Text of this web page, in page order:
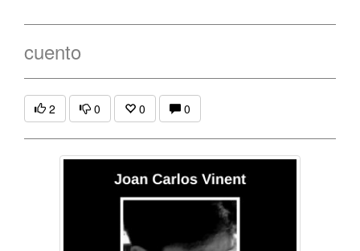
cuento
2 0 0 0